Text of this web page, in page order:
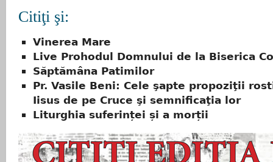
Citiţi şi:
Vinerea Mare
Live Prohodul Domnului de la Biserica
Săptămâna Patimilor
Pr. Vasile Beni: Cele şapte propoziţii
Iisus de pe Cruce şi semnificaţia lor
Liturghia suferinței și a morții